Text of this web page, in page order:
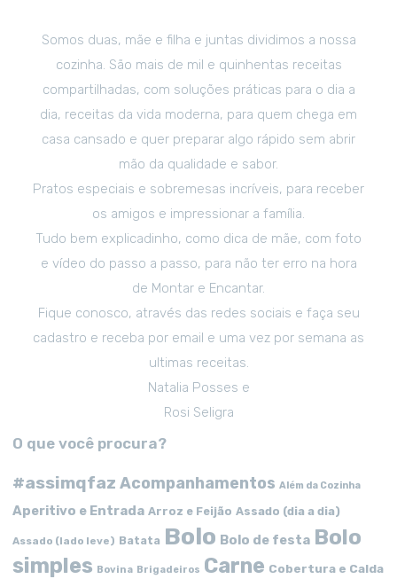
Somos duas, mãe e filha e juntas dividimos a nossa
cozinha. São mais de mil e quinhentas receitas
compartilhadas, com soluções práticas para o dia a
dia, receitas da vida moderna, para quem chega em
casa cansado e quer preparar algo rápido sem abrir
mão da qualidade e sabor.
Pratos especiais e sobremesas incríveis, para receber
os amigos e impressionar a família.
Tudo bem explicadinho, como dica de mãe, com foto
e vídeo do passo a passo, para não ter erro na hora
de Montar e Encantar.
Fique conosco, através das redes sociais e faça seu
cadastro e receba por email e uma vez por semana as
ultimas receitas.
Natalia Posses e
Rosi Seligra
O que você procura?
#assimqfaz Acompanhamentos Além da Cozinha
Aperitivo e Entrada Arroz e Feijão Assado (dia a dia)
Assado (lado leve) Batata Bolo Bolo de festa Bolo
simples Bovina Brigadeiros Carne Cobertura e Calda